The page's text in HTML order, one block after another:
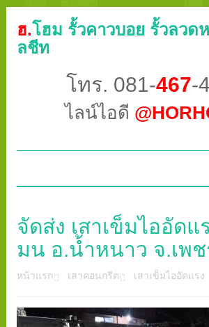
ฮ.โฮม รั้วคาวบอย รั้วลวด
ลชีท
โทร. 081-467-
ไลน์ไอดี
จัดส่ง เสาเข็มไออัดแ
มน อ.น้ำหนาว จ.เพ
หน้าแรก เสาคอนกรีต เสาเข็มไออัดแรง